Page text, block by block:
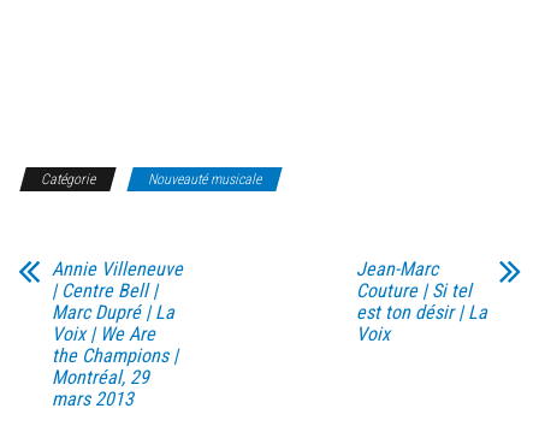
Catégorie Nouveauté musicale
Annie Villeneuve
| Centre Bell |
Marc Dupré | La
Voix | We Are
the Champions |
Montréal, 29
mars 2013
Jean-Marc
Couture | Si tel
est ton désir | La
Voix